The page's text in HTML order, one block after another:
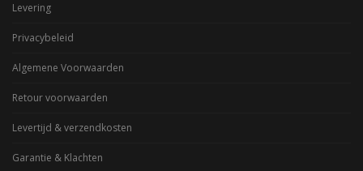
Levering
Privacybeleid
Algemene Voorwaarden
Retour voorwaarden
Levertijd & verzendkosten
Garantie & Klachten